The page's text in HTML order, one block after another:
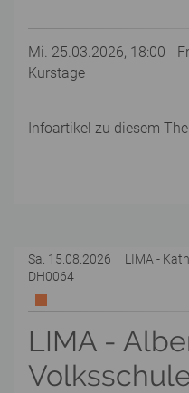
Mi. 25.03.2026, 18:00 -
Kurstage
Infoartikel zu diesem
Sa. 15.08.2026 | LIMA -
DH0064
LIMA -